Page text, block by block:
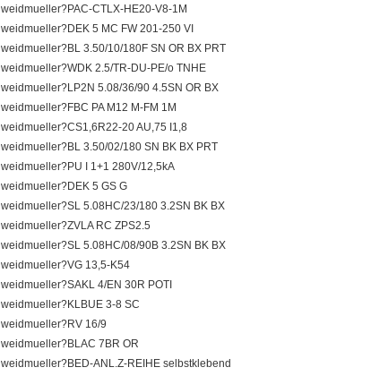
weidmueller?PAC-CTLX-HE20-V8-1M
weidmueller?DEK 5 MC FW 201-250 VI
weidmueller?BL 3.50/10/180F SN OR BX PRT
weidmueller?WDK 2.5/TR-DU-PE/o TNHE
weidmueller?LP2N 5.08/36/90 4.5SN OR BX
weidmueller?FBC PA M12 M-FM 1M
weidmueller?CS1,6R22-20 AU,75 I1,8
weidmueller?BL 3.50/02/180 SN BK BX PRT
weidmueller?PU I 1+1 280V/12,5kA
weidmueller?DEK 5 GS G
weidmueller?SL 5.08HC/23/180 3.2SN BK BX
weidmueller?ZVLA RC ZPS2.5
weidmueller?SL 5.08HC/08/90B 3.2SN BK BX
weidmueller?VG 13,5-K54
weidmueller?SAKL 4/EN 30R POTI
weidmueller?KLBUE 3-8 SC
weidmueller?RV 16/9
weidmueller?BLAC 7BR OR
weidmueller?BED-ANL.Z-REIHE selbstklebend